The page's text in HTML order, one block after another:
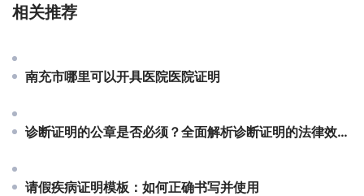
相关推荐
南充市哪里可以开具医院医院证明
诊断证明的公章是否必须？全面解析诊断证明的法律效力与使用规范
请假疾病证明模板：如何正确书写并使用